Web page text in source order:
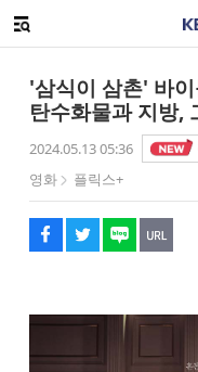
메뉴 열기
'삼식이 삼촌' 바
탄수화물과 지방,
2024.05.13 05:36
영화
플릭스+
페이스북
트위터
네이버
URL복사
글씨 작게보기
글씨 크게보기
해시태그